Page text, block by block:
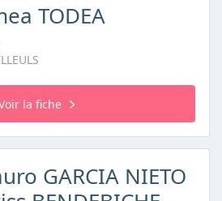
TODEA
la fiche
GARCIA NIETO